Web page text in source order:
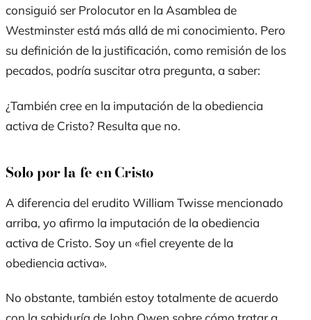
consiguió ser Prolocutor en la Asamblea de
Westminster está más allá de mi conocimiento. Pero
su definición de la justificación, como remisión de los
pecados, podría suscitar otra pregunta, a saber:
¿También cree en la imputación de la obediencia
activa de Cristo? Resulta que no.
Solo por la fe en Cristo
A diferencia del erudito William Twisse mencionado
arriba, yo afirmo la imputación de la obediencia
activa de Cristo. Soy un «fiel creyentede la
obediencia activa».
No obstante, también estoy totalmente de acuerdo